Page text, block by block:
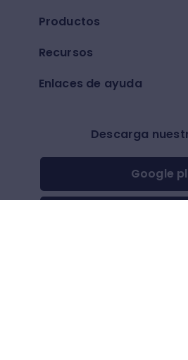
Productos
Recursos
Enlaces de ayuda
Descarga
Google